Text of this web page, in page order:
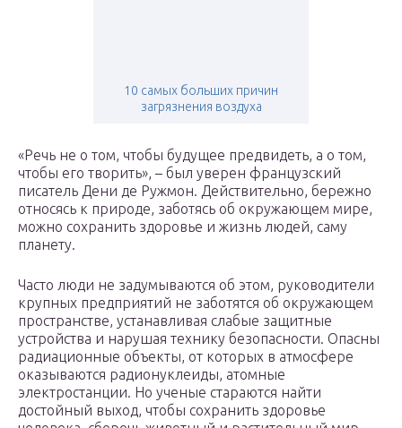
10 самых больших причин
загрязнения воздуха
«Речь не о том, чтобы будущее предвидеть, а о том,
чтобы его творить», – был уверен французский
писатель Дени де Ружмон. Действительно, бережно
относясь к природе, заботясь об окружающем мире,
можно сохранить здоровье и жизнь людей, саму
планету.
Часто люди не задумываются об этом, руководители
крупных предприятий не заботятся об окружающем
пространстве, устанавливая слабые защитные
устройства и нарушая технику безопасности. Опасны
радиационные объекты, от которых в атмосфере
оказываются радионуклеиды, атомные
электростанции. Но ученые стараются найти
достойный выход, чтобы сохранить здоровье